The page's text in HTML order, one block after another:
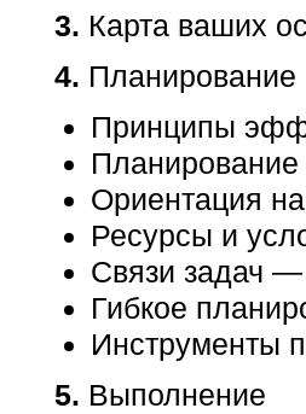
3. Карта ваших
4. Планирование
Принципы
Планирование
Ориентация
Ресурсы и
Связи задач
Гибкое
Инструменты
5. Выполнение